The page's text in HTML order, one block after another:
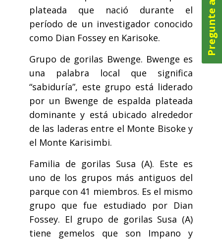
plateada que nació durante el
período de un investigador conocido
como Dian Fossey en Karisoke.
Grupo de gorilas Bwenge. Bwenge es
una palabra local que significa
“sabiduría”, este grupo está liderado
por un Bwenge de espalda plateada
dominante y está ubicado alrededor
de las laderas entre el Monte Bisoke y
el Monte Karisimbi.
Familia de gorilas Susa (A). Este es
uno de los grupos más antiguos del
parque con 41 miembros. Es el mismo
grupo que fue estudiado por Dian
Fossey. El grupo de gorilas Susa (A)
tiene gemelos que son Impano y